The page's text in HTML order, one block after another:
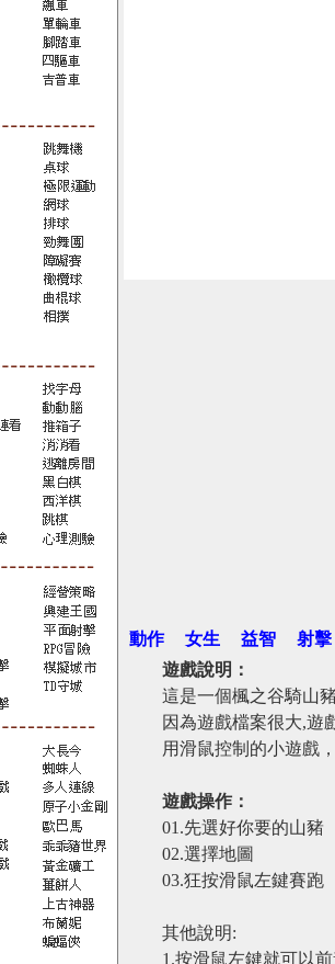
動作 女生 益智
射擊
遊戲說明：
這是一個楓之谷騎山
因為遊戲檔案很大,遊
用滑鼠控制的小遊戲
遊戲操作：
01.先選好你要的山豬
02.選擇地圖
03.狂按滑鼠左鍵賽跑
其他說明:
1.按滑鼠左鍵就可以